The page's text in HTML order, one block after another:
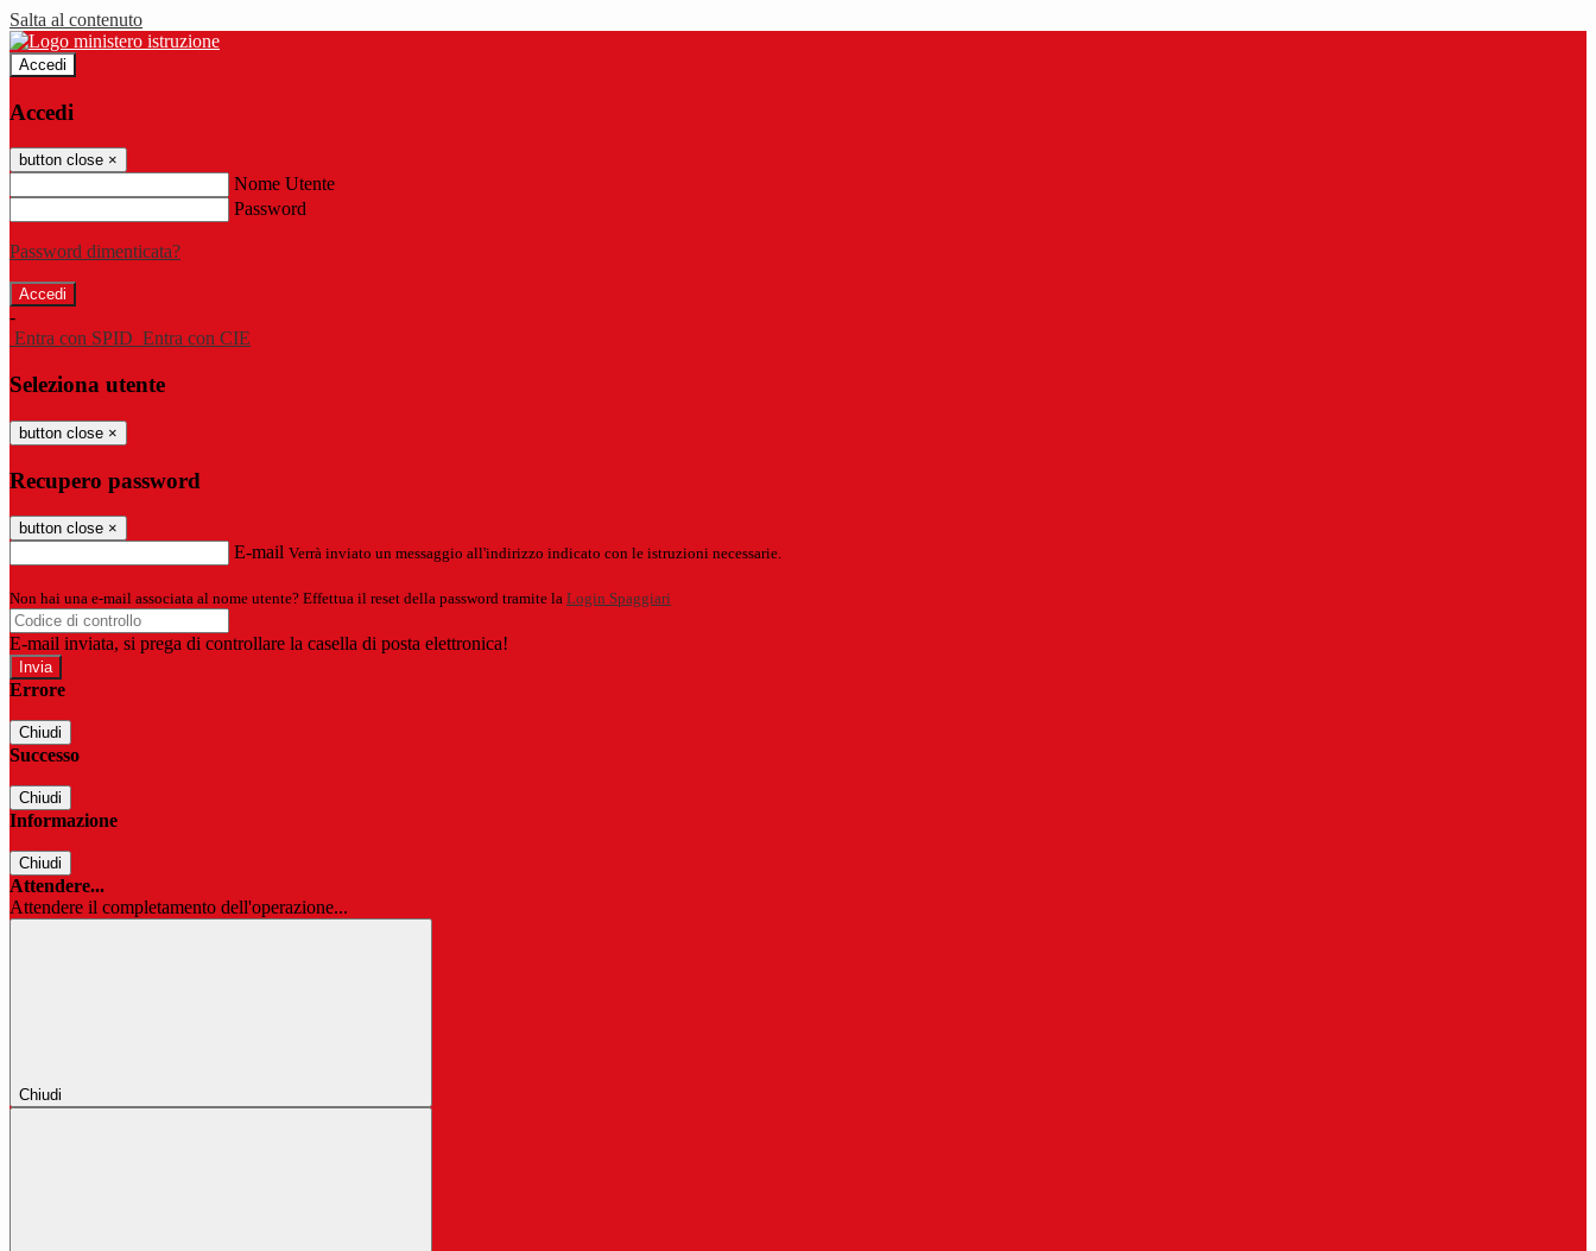
Salta al contenuto
Accedi
Accedi
button close ×
Nome Utente
Password
Password dimenticata?
-
Entra con SPID Entra con CIE
Seleziona utente
button close ×
Recupero password
button close ×
E-mail Verrà inviato un messaggio all'indirizzo indicato con le istruzioni necessarie.
Non hai una e-mail associata al nome utente? Effettua il reset della password tramite la Login Spaggiari
E-mail inviata, si prega di controllare la casella di posta elettronica!
Errore
Chiudi
Successo
Chiudi
Informazione
Chiudi
Attendere...
Attendere il completamento dell'operazione...
Chiudi